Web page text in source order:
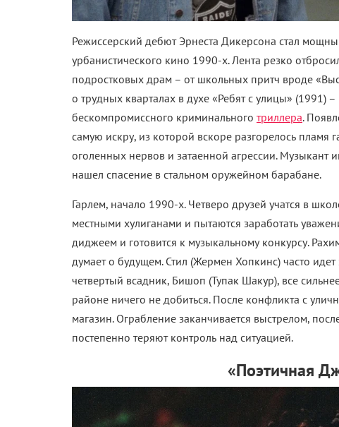
Режиссерский дебют Эрнеста Дикерсона стал
урбанистического кино 1990-х. Лента резко
подростковых драм – от школьных притч вроде
о трудных кварталах в духе «Ребят с улицы» (1991)
бескомпромиссного криминального триллера.
самую искру, из которой вскоре разгорелось
оголенных нервов и затаенной агрессии. Музыкант
нашел спасение в стальном оружейном барабане.
Гарлем, начало 1990-х. Четверо друзей учатся в
местными хулиганами и пытаются заработать
диджеем и готовится к музыкальному конкурсу.
думает о будущем. Стил (Жермен Хопкинс) часто
четвертый всадник, Бишоп (Тупак Шакур), все
районе ничего не добиться. После конфликта с
магазин. Ограбление заканчивается выстрелом,
постепенно теряют контроль над ситуацией.
«Поэтичная